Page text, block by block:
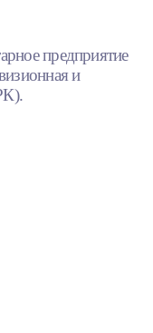
предприятие
и